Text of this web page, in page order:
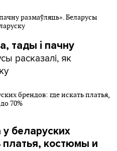
тады і пачну
расказалі, як
беларуских
платья, костюмы и